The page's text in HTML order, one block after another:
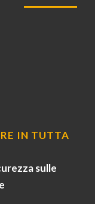
IN TUTTA
sulle